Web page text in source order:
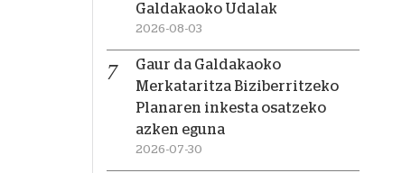
Galdakaoko Udalak
2026-08-03
Gaur da Galdakaoko
Merkataritza Biziberritzeko
Planaren inkesta osatzeko
azken eguna
2026-07-30